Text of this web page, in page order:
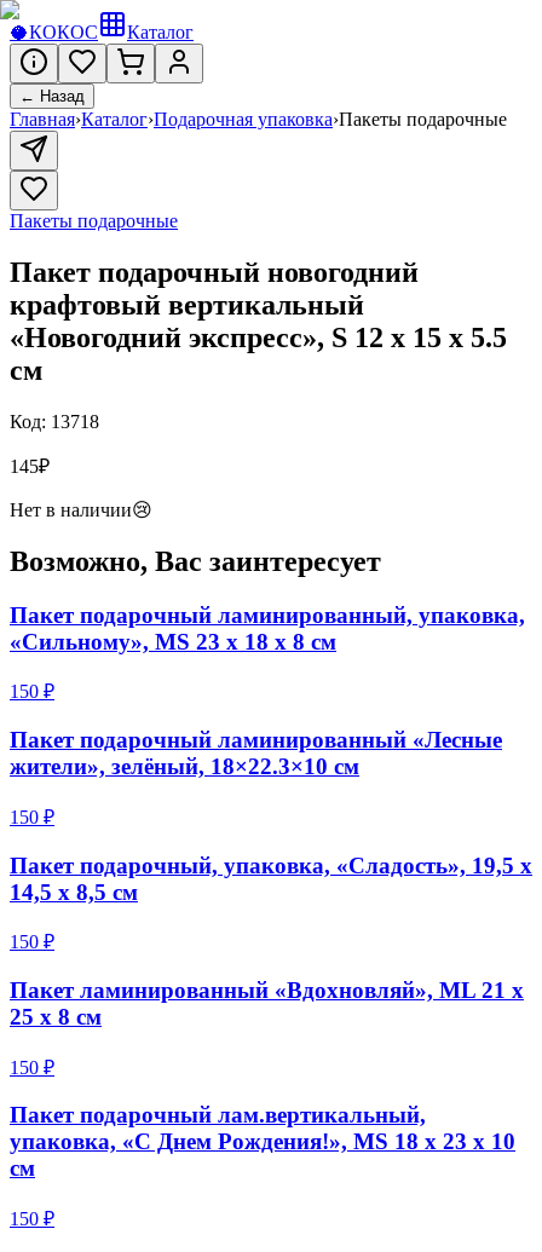
🥥КОКОС Каталог
← Назад
Главная›Каталог›Подарочная упаковка›Пакеты подарочные
Пакеты подарочные
Пакет подарочный новогодний
крафтовый вертикальный
«Новогодний экспресс», S 12 х 15 х 5.5
см
Код: 13718
145₽
Нет в наличии😢
Возможно, Вас заинтересует
Пакет подарочный ламинированный, упаковка,
«Сильному», MS 23 х 18 х 8 см
150 ₽
Пакет подарочный ламинированный «Лесные
жители», зелёный, 18×22.3×10 см
150 ₽
Пакет подарочный, упаковка, «Сладость», 19,5 х
14,5 х 8,5 см
150 ₽
Пакет ламинированный «Вдохновляй», ML 21 х
25 х 8 см
150 ₽
Пакет подарочный лам.вертикальный,
упаковка, «С Днем Рождения!», MS 18 х 23 х 10
см
150 ₽